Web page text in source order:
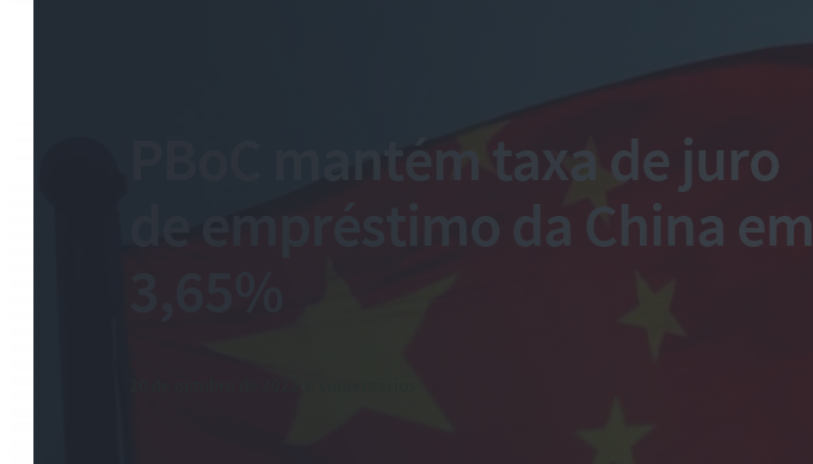
PBoC mantém taxa de juro
de empréstimo da China em